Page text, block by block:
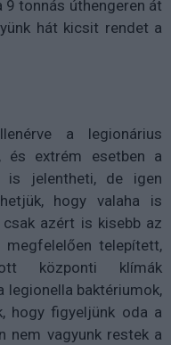
tonnás úthengeren át
hát kicsit rendet a
a legionárius
és extrém esetben a
is jelentheti, de igen
hogy valaha is
azért is kisebb az
telepített,
központi klímák
legionella baktériumok,
hogy figyeljünk oda a
nem vagyunk restek a